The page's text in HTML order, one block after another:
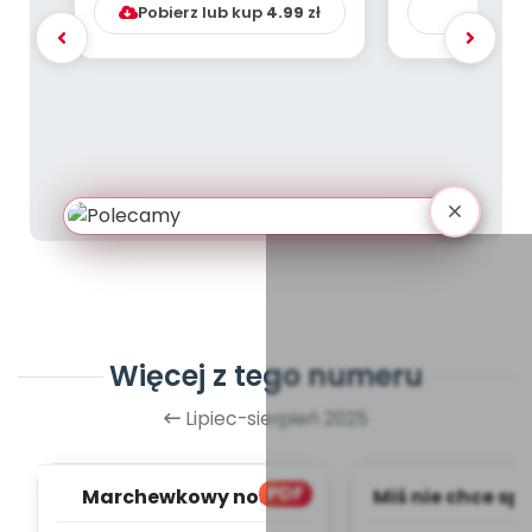
Pobierz lub kup 4.99 zł
Więcej z tego numeru
Lipiec-sierpień 2025
PDF
Marchewkowy nos -
Miś nie chce